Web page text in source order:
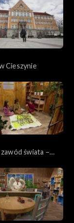
Cieszynie
świata –